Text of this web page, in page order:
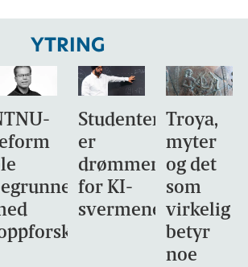
YTRING
Studentene
er
drømmemålet
for KI-
svermene
Troya,
myter
og det
som
virkelig
betyr
noe